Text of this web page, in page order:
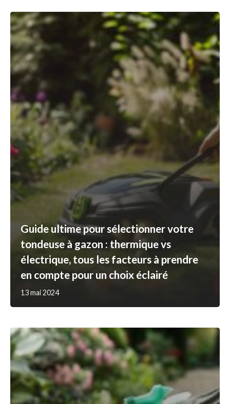
Guide ultime pour sélectionner votre
tondeuse à gazon : thermique vs
électrique, tous les facteurs à prendre
en compte pour un choix éclairé
13 mai 2024